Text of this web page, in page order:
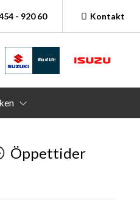
- 920 60 Kontakt
Öppettider